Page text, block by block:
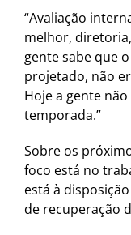
“Avaliação
melhor,
gente sabe que
projetado, não
Hoje a gente
temporada.”
Sobre os
foco está no
está à
de recuperação